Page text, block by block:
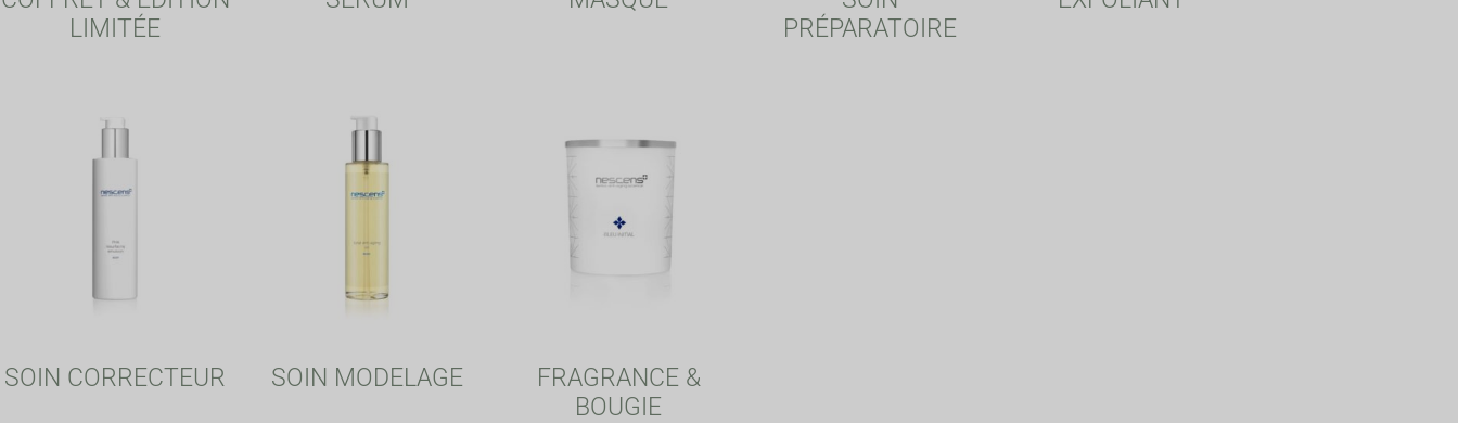
LIMITÉE
PRÉPARATOIRE
SOIN CORRECTEUR SOIN MODELAGE
FRAGRANCE &
BOUGIE